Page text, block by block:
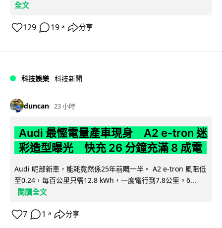
全文
129 19 ↗ 分享
科技娛樂 科技新聞
duncan 23 小時
Audi 最慳電量產車現身 A2 e-tron 迷
彩造型曝光 快充 26 分鐘充滿 8 成電
Audi 呢部新車，能耗竟然係25年前嘅一半。 A2 e-tron 風阻低
至0.24，每百公里只需12.8 kWh，一度電行到7.8公里。6...
閱讀全文
7 1 ↗ 分享